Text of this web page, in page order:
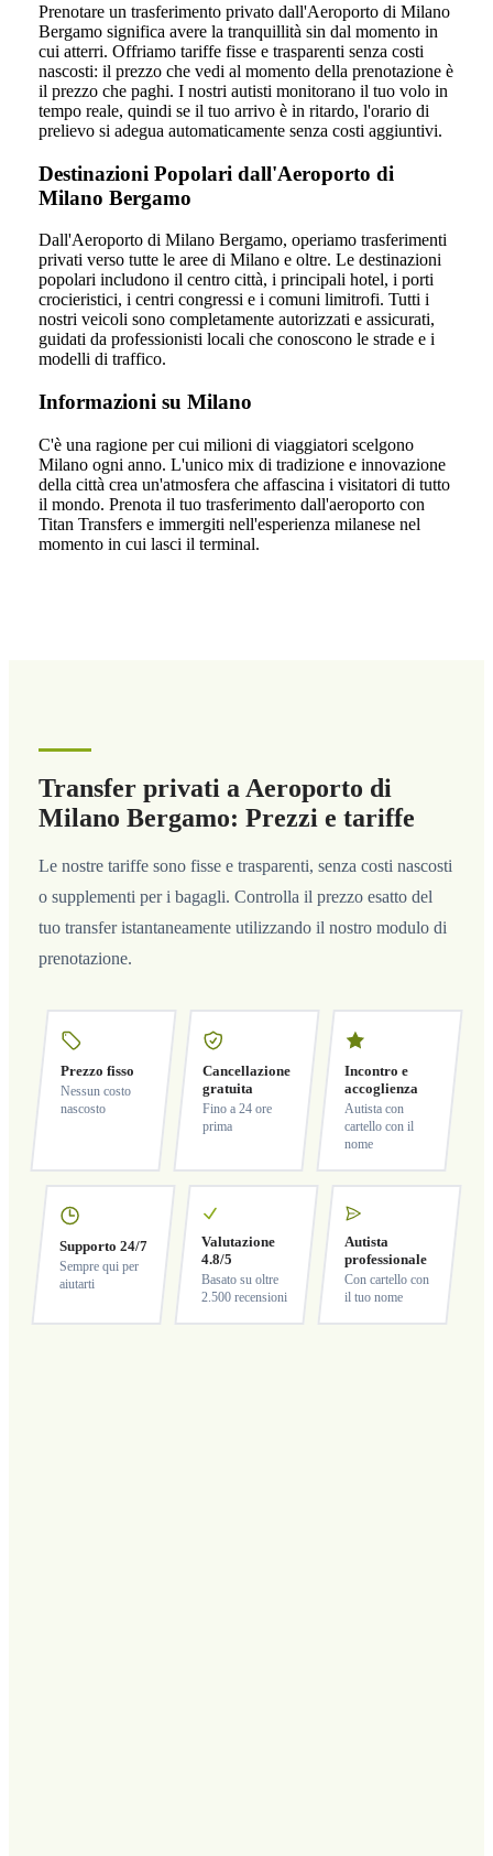
Prenotare un trasferimento privato dall'Aeroporto di Milano
Bergamo significa avere la tranquillità sin dal momento in
cui atterri. Offriamo tariffe fisse e trasparenti senza costi
nascosti: il prezzo che vedi al momento della prenotazione è
il prezzo che paghi. I nostri autisti monitorano il tuo volo in
tempo reale, quindi se il tuo arrivo è in ritardo, l'orario di
prelievo si adegua automaticamente senza costi aggiuntivi.
Destinazioni Popolari dall'Aeroporto di
Milano Bergamo
Dall'Aeroporto di Milano Bergamo, operiamo trasferimenti
privati verso tutte le aree di Milano e oltre. Le destinazioni
popolari includono il centro città, i principali hotel, i porti
crocieristici, i centri congressi e i comuni limitrofi. Tutti i
nostri veicoli sono completamente autorizzati e assicurati,
guidati da professionisti locali che conoscono le strade e i
modelli di traffico.
Informazioni su Milano
C'è una ragione per cui milioni di viaggiatori scelgono
Milano ogni anno. L'unico mix di tradizione e innovazione
della città crea un'atmosfera che affascina i visitatori di tutto
il mondo. Prenota il tuo trasferimento dall'aeroporto con
Titan Transfers e immergiti nell'esperienza milanese nel
momento in cui lasci il terminal.
Transfer privati a Aeroporto di
Milano Bergamo: Prezzi e tariffe
Le nostre tariffe sono fisse e trasparenti, senza costi nascosti
o supplementi per i bagagli. Controlla il prezzo esatto del
tuo transfer istantaneamente utilizzando il nostro modulo di
prenotazione.
Prezzo fisso
Nessun costo
nascosto
Cancellazione
gratuita
Fino a 24 ore
prima
Incontro e
accoglienza
Autista con
cartello con il
nome
Supporto 24/7
Sempre qui per
aiutarti
Valutazione
4.8/5
Basato su oltre
2.500 recensioni
Autista
professionale
Con cartello con
il tuo nome